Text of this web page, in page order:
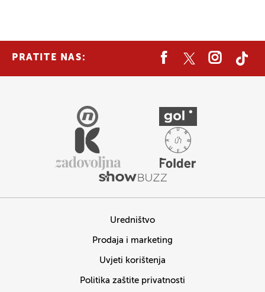
PRATITE NAS:
Uredništvo
Prodaja i marketing
Uvjeti korištenja
Politika zaštite privatnosti